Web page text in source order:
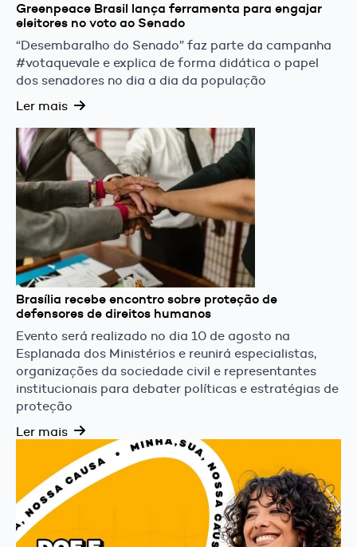
Greenpeace Brasil lança ferramenta para engajar
eleitores no voto ao Senado
“Desembaralho do Senado” faz parte da campanha
#votaquevale e explica de forma didática o papel
dos senadores no dia a dia da população
Ler mais
Brasília recebe encontro sobre proteção de
defensores de direitos humanos
Evento será realizado no dia 10 de agosto na
Esplanada dos Ministérios e reunirá especialistas,
organizações da sociedade civil e representantes
institucionais para debater políticas e estratégias de
proteção
Ler mais